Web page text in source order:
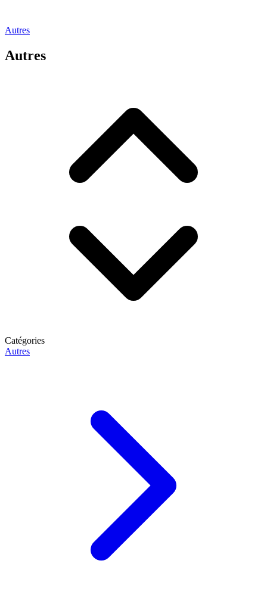
Autres
Autres
Catégories
Autres